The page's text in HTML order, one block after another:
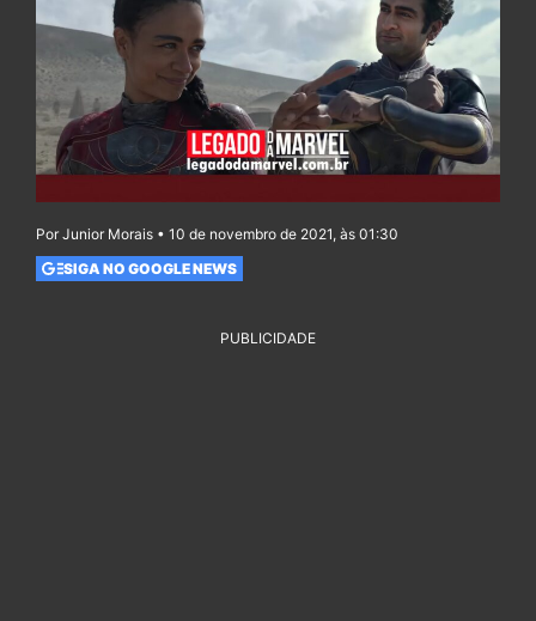
Por Junior Morais • 10 de novembro de 2021, às 01:30
SIGA NO GOOGLE NEWS
PUBLICIDADE